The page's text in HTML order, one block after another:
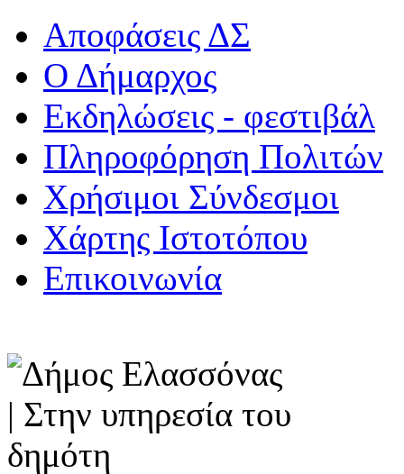
Αποφάσεις ΔΣ
Ο Δήμαρχος
Εκδηλώσεις - φεστιβάλ
Πληροφόρηση Πολιτών
Χρήσιμοι Σύνδεσμοι
Χάρτης Ιστοτόπου
Επικοινωνία